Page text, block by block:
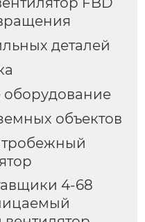
деталей
оборудование
объектов
4-68